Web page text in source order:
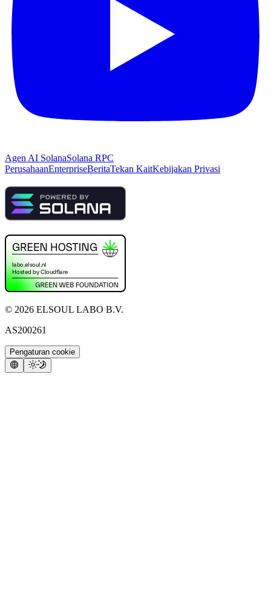
Agen AI SolanaSolana RPC
PerusahaanEnterpriseBeritaTekan KaitKebijakan Privasi
© 2026 ELSOUL LABO B.V.
AS200261
Pengaturan cookie